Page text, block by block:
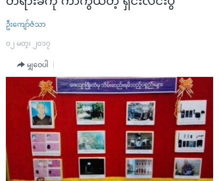
များ
ပင်မ
ညွန်း
စာမျက်နှာ
သို့
ကမ္ဘာ့သတင်းများ
နိုင်ငံတကာ
အစ္စရေး-ပါလက်စတိုင်း
ဗွီဒီယို
အင်္ဂလိပ်စာလေ့လာမယ်
အမေရိကန်သုံးအီဒီယံ
မကြေးမုံရဲ့ အင်္ဂလိပ်စာ
ရုပ်ရှင်ထဲက အင်္ဂလိပ်စာ
သုတပဒေသာ အင်္ဂလိပ်စာ
အပတ်စဉ်ကဏ္ဍများ
ရေဒီယို
ရေဒီယိုနှင့်ရုပ်သံ အချက်အလက်များ
ရေဒီယို/တီဗွီအစီအစဉ်
Learning English
ဗွီအိုအေ လူမှုကွန်ယက်များ
ဦးကျော်ဇံသာ
၀၂ မတ္၊ ၂၀၁၇
မျှဝေပါ